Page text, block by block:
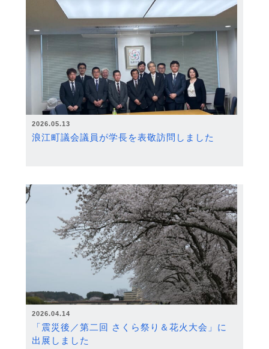
2026.05.13
浪江町議会議員が学長を表敬訪問しました
2026.04.14
「震災後／第二回 さくら祭り＆花火大会」に
出展しました